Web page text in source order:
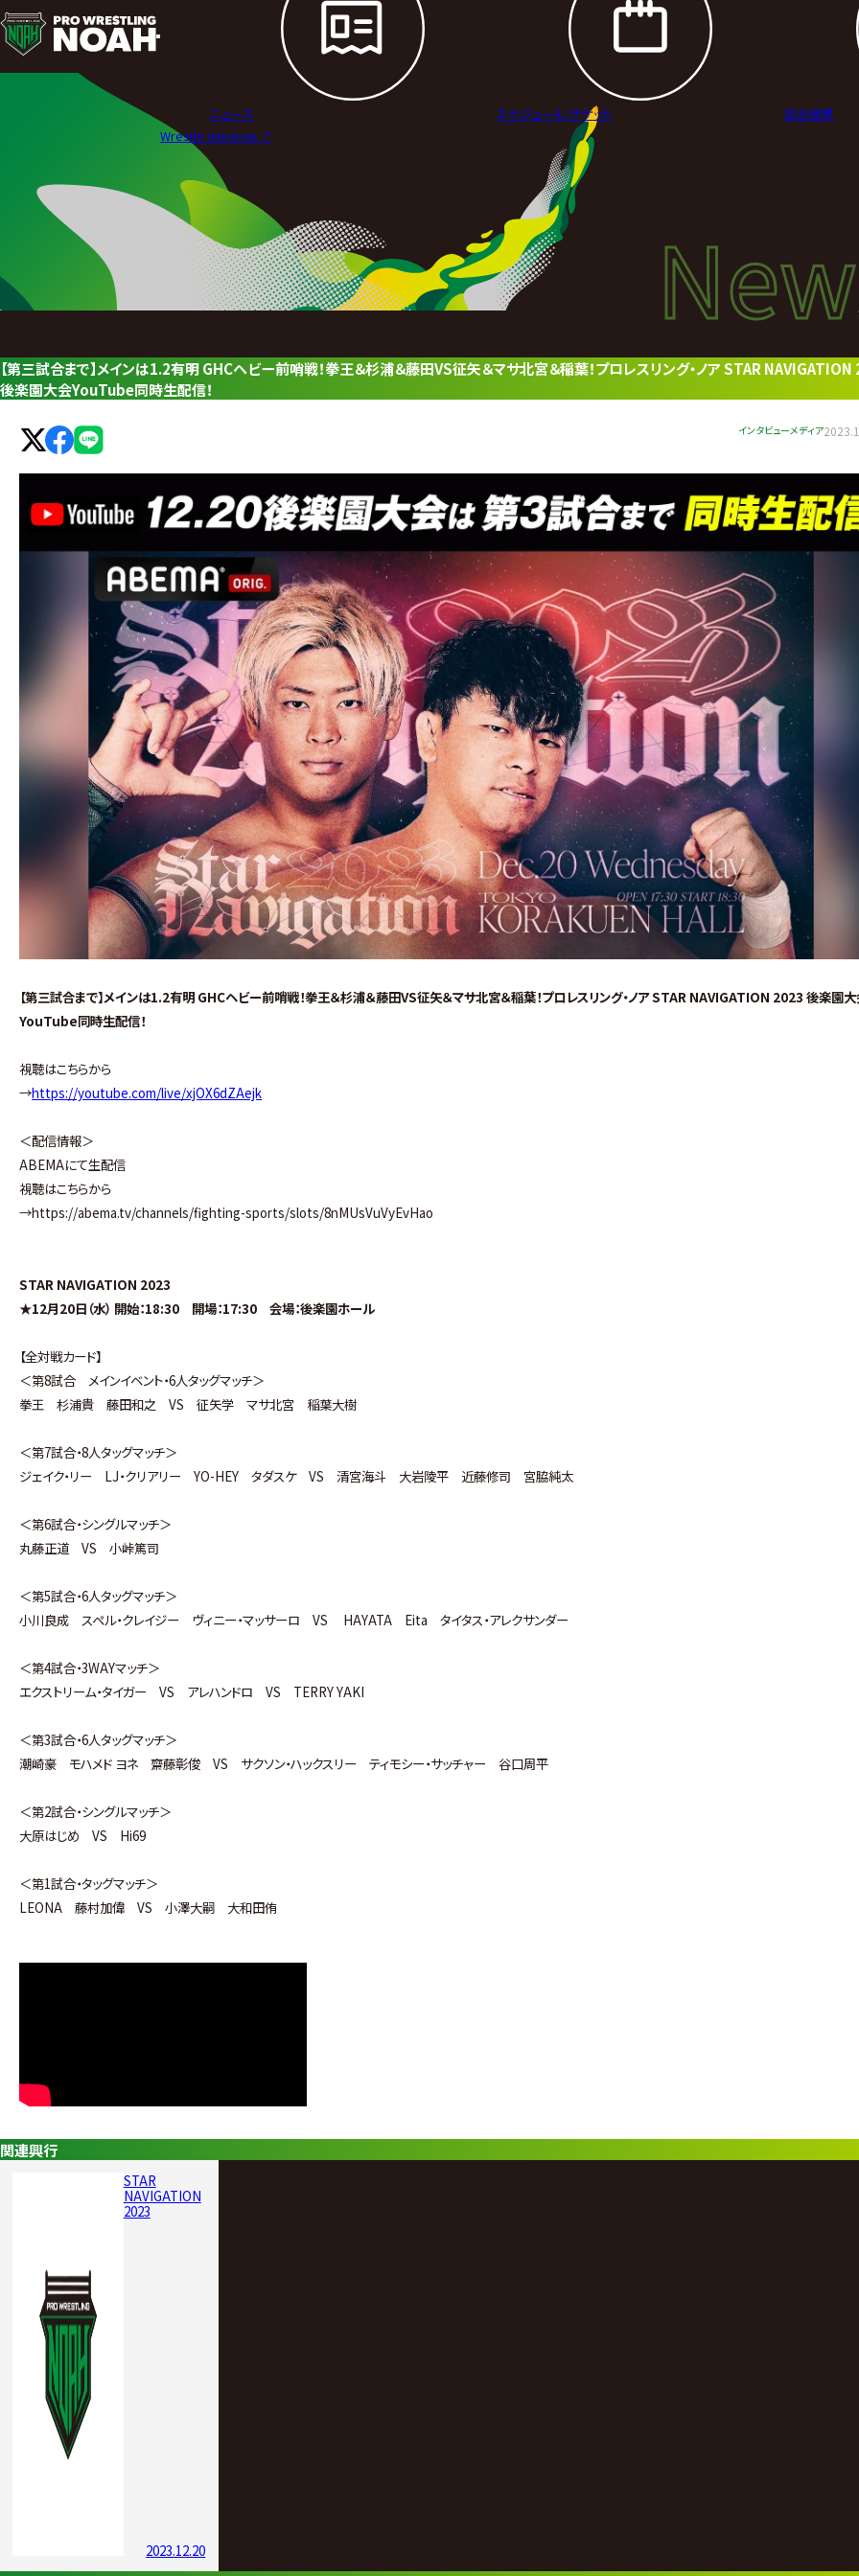
ニ
ュ
レ
ス
リ
ン
グ・
ノ
公
ト
ニュース スケジュール/チケット
試合結果
Wrestle Universe ↗︎
ニ
【第三試合まで】メインは1.2有明 GHCヘビー前哨戦！拳王＆杉浦＆藤田VS征矢＆マサ北宮＆稲葉！プロレスリング・ノア STAR
後楽園大会YouTube同時生配信！
インタビューメディア
【第三試合まで】メインは1.2有明 GHCヘビー前哨戦！拳王＆杉浦＆藤田VS征矢＆マサ北宮＆稲葉！プロレスリング・ノア STAR NAVIGATION 2023 後楽園
YouTube同時生配信！
視聴はこちらから
→https://youtube.com/live/xjOX6dZAejk
＜配信情報＞
ABEMAにて生配信
視聴はこちらから
→https://abema.tv/channels/fighting-sports/slots/8nMUsVuVyEvHao
STAR NAVIGATION 2023
★12月20日（水） 開始：18:30 開場：17:30 会場：後楽園ホール
【全対戦カード】
＜第8試合 メインイベント・6人タッグマッチ＞
拳王 杉浦貴 藤田和之 VS 征矢学 マサ北宮 稲葉大樹
＜第7試合・8人タッグマッチ＞
ジェイク・リー LJ・クリアリー YO-HEY タダスケ VS 清宮海斗 大岩陵平 近藤修司 宮脇純太
＜第6試合・シングルマッチ＞
丸藤正道 VS 小峠篤司
＜第5試合・6人タッグマッチ＞
小川良成 スペル・クレイジー ヴィニー・マッサーロ VS HAYATA Eita タイタス・アレクサンダー
＜第4試合・3WAYマッチ＞
エクストリーム・タイガー VS アレハンドロ VS TERRY YAKI
＜第3試合・6人タッグマッチ＞
潮崎豪 モハメド ヨネ 齋藤彰俊 VS サクソン・ハックスリー ティモシー・サッチャー 谷口周平
＜第2試合・シングルマッチ＞
大原はじめ VS Hi69
＜第1試合・タッグマッチ＞
LEONA 藤村加偉 VS 小澤大嗣 大和田侑
関連興行
STAR
NAVIGATION
2023
2023.12.20